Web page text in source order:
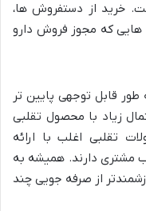
خرید از دستفروش ها،
هایی که مجوز فروش دارو
قابل توجهی پایین تر
زیاد با محصول تقلبی
تقلبی اغلب با ارائه
مشتری دارند. همیشه به
از صرفه جویی چند